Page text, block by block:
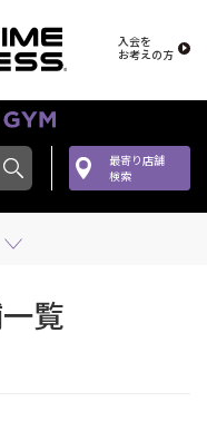
入会を
お考えの方
最寄り店舗
検索
覧